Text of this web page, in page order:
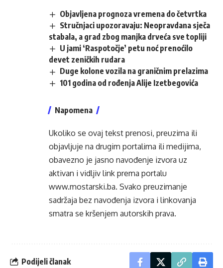
Objavljena prognoza vremena do četvrtka
Stručnjaci upozoravaju: Neopravdana sječa
stabala, a grad zbog manjka drveća sve topliji
U jami ‘Raspotočje’ petu noć prenoćilo
devet zeničkih rudara
Duge kolone vozila na graničnim prelazima
101 godina od rođenja Alije Izetbegovića
Napomena
Ukoliko se ovaj tekst prenosi, preuzima ili
objavljuje na drugim portalima ili medijima,
obavezno je jasno navođenje izvora uz
aktivan i vidljiv link prema portalu
www.mostarski.ba. Svako preuzimanje
sadržaja bez navođenja izvora i linkovanja
smatra se kršenjem autorskih prava.
Podijeli članak